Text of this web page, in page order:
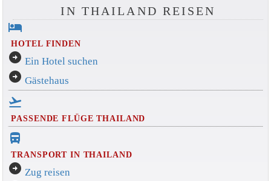
IN THAILAND REISEN
hotel
HOTEL FINDEN
arrow_circle_right Ein Hotel suchen
arrow_circle_right Gästehaus
flight_takeoff
PASSENDE FLÜGE THAILAND
directions_bus_filled
TRANSPORT IN THAILAND
arrow_circle_right Zug reisen